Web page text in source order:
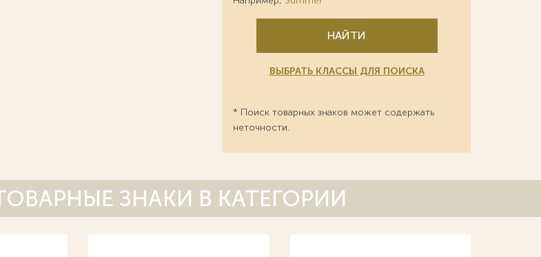
НАЙТИ
ВЫБРАТЬ КЛАССЫ ДЛЯ ПОИСКА
* Поиск товарных знаков может содержать
неточности.
ЗНАКИ В КАТЕГОРИИ